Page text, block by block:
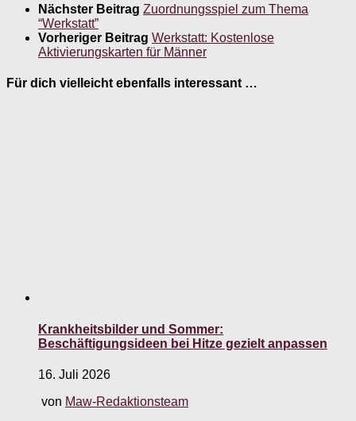
Nächster Beitrag Zuordnungsspiel zum Thema
“Werkstatt”
Vorheriger Beitrag Werkstatt: Kostenlose
Aktivierungskarten für Männer
Für dich vielleicht ebenfalls interessant …
Krankheitsbilder und Sommer:
Beschäftigungsideen bei Hitze gezielt anpassen
16. Juli 2026
von Maw-Redaktionsteam